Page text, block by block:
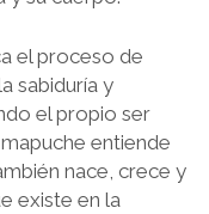
el proceso de
sabiduría y
el propio ser
entiende
nace, crece y
existe en la